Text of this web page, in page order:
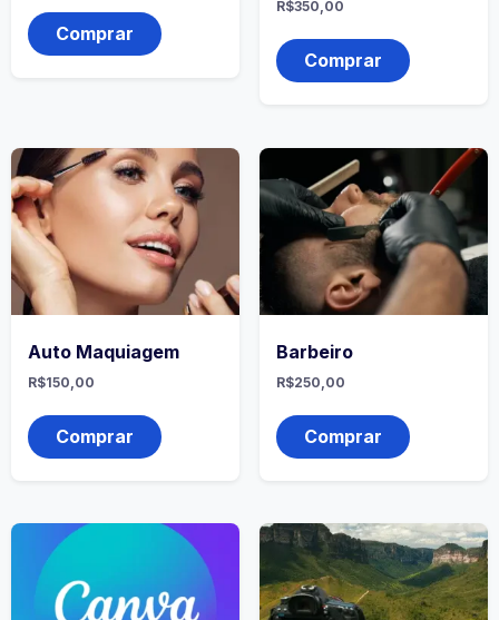
Comprar
R$350,00
Comprar
Auto Maquiagem
R$150,00
Comprar
Barbeiro
R$250,00
Comprar